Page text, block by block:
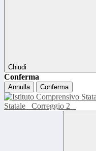
Chiudi
Conferma
Annulla Conferma
Statale
Correggio 2